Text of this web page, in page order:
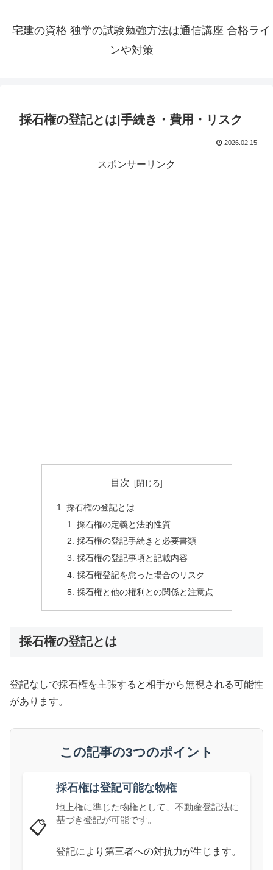
宅建の資格 独学の試験勉強方法は通信講座 合格ライ
ンや対策
採石権の登記とは|手続き・費用・リスク
2026.02.15
スポンサーリンク
目次
採石権の登記とは
採石権の定義と法的性質
採石権の登記手続きと必要書類
採石権の登記事項と記載内容
採石権登記を怠った場合のリスク
採石権と他の権利との関係と注意点
採石権の登記とは
登記なしで採石権を主張すると相手から無視される可能性
があります。
この記事の3つのポイント
📋
採石権は登記可能な物権
地上権に準じた物権として、不動産登記法に
基づき登記が可能です。
登記により第三者への対抗力が生じます。